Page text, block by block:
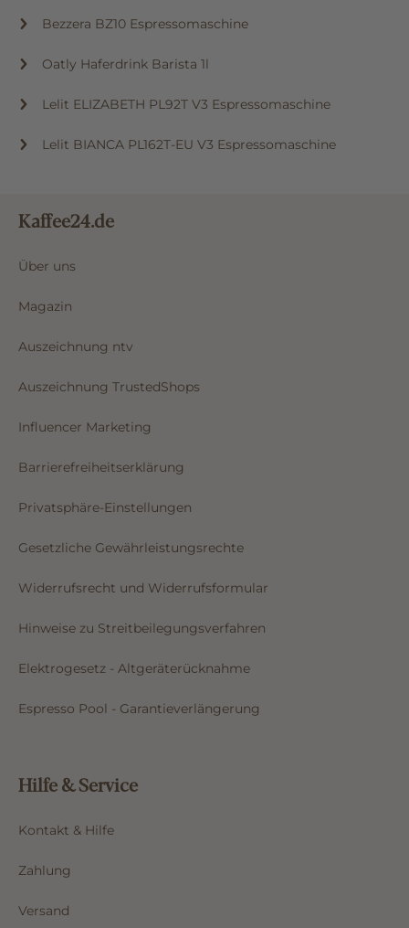
Bezzera BZ10 Espressomaschine
Oatly Haferdrink Barista 1l
Lelit ELIZABETH PL92T V3 Espressomaschine
Lelit BIANCA PL162T-EU V3 Espressomaschine
Kaffee24.de
Über uns
Magazin
Auszeichnung ntv
Auszeichnung TrustedShops
Influencer Marketing
Barrierefreiheitserklärung
Privatsphäre-Einstellungen
Gesetzliche Gewährleistungsrechte
Widerrufsrecht und Widerrufsformular
Hinweise zu Streitbeilegungsverfahren
Elektrogesetz - Altgeräterücknahme
Espresso Pool - Garantieverlängerung
Hilfe & Service
Kontakt & Hilfe
Zahlung
Versand